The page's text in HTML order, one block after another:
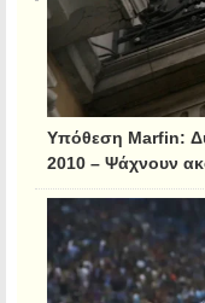
Υπόθεση Marfin:
2010 – Ψάχνουν